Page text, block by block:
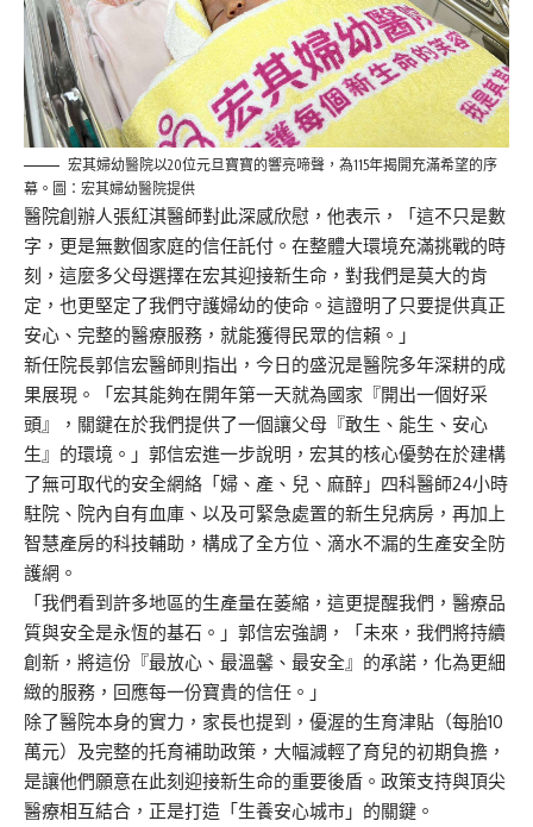
宏其婦幼醫院以20位元旦寶寶的響亮啼聲，為115年揭開充滿希望的序
幕。圖：宏其婦幼醫院提供
醫院創辦人張紅淇醫師對此深感欣慰，他表示，「這不只是數
字，更是無數個家庭的信任託付。在整體大環境充滿挑戰的時
刻，這麼多父母選擇在宏其迎接新生命，對我們是莫大的肯
定，也更堅定了我們守護婦幼的使命。這證明了只要提供真正
安心、完整的醫療服務，就能獲得民眾的信賴。」
新任院長郭信宏醫師則指出，今日的盛況是醫院多年深耕的成
果展現。「宏其能夠在開年第一天就為國家『開出一個好采
頭』，關鍵在於我們提供了一個讓父母『敢生、能生、安心
生』的環境。」郭信宏進一步說明，宏其的核心優勢在於建構
了無可取代的安全網絡「婦、產、兒、麻醉」四科醫師24小時
駐院、院內自有血庫、以及可緊急處置的新生兒病房，再加上
智慧產房的科技輔助，構成了全方位、滴水不漏的生產安全防
護網。
「我們看到許多地區的生產量在萎縮，這更提醒我們，醫療品
質與安全是永恆的基石。」郭信宏強調，「未來，我們將持續
創新，將這份『最放心、最溫馨、最安全』的承諾，化為更細
緻的服務，回應每一份寶貴的信任。」
除了醫院本身的實力，家長也提到，優渥的生育津貼（每胎10
萬元）及完整的托育補助政策，大幅減輕了育兒的初期負擔，
是讓他們願意在此刻迎接新生命的重要後盾。政策支持與頂尖
醫療相互結合，正是打造「生養安心城市」的關鍵。